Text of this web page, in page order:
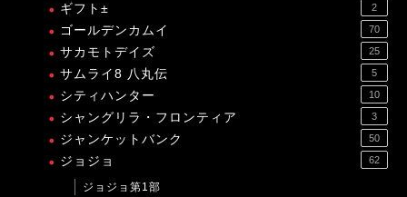
ギフト± 2
ゴールデンカムイ 70
サカモトデイズ 25
サムライ8 八丸伝 5
シティハンター 10
シャングリラ・フロンティア 3
ジャンケットバンク 50
ジョジョ 62
ジョジョ第1部